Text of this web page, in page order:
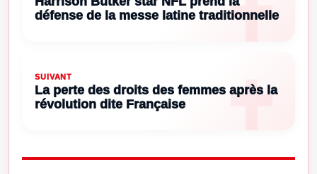
défense de la messe latine traditionnelle
SUIVANT
La perte des droits des femmes après la
révolution dite Française